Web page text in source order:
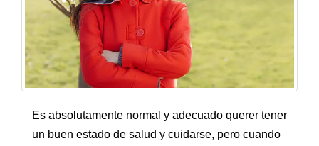
Es absolutamente normal y adecuado querer tener
un buen estado de salud y cuidarse, pero cuando